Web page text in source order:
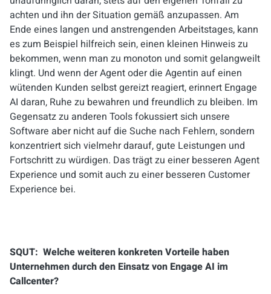
achten und ihn der Situation gemäß anzupassen. Am
Ende eines langen und anstrengenden Arbeitstages, kann
es zum Beispiel hilfreich sein, einen kleinen Hinweis zu
bekommen, wenn man zu monoton und somit gelangweilt
klingt. Und wenn der Agent oder die Agentin auf einen
wütenden Kunden selbst gereizt reagiert, erinnert Engage
AI daran, Ruhe zu bewahren und freundlich zu bleiben. Im
Gegensatz zu anderen Toolsfokussiert sich unsere
Software aber nicht auf die Suche nach Fehlern, sondern
konzentriert sich vielmehr darauf, gute Leistungen und
Fortschritt zu würdigen. Das trägt zu einerbesseren Agent
Experience und somit auch zu einerbesseren Customer
Experience bei.
SQUT: Welche weiteren konkreten Vorteile haben
Unternehmen durch den Einsatz von Engage AI im
Callcenter?